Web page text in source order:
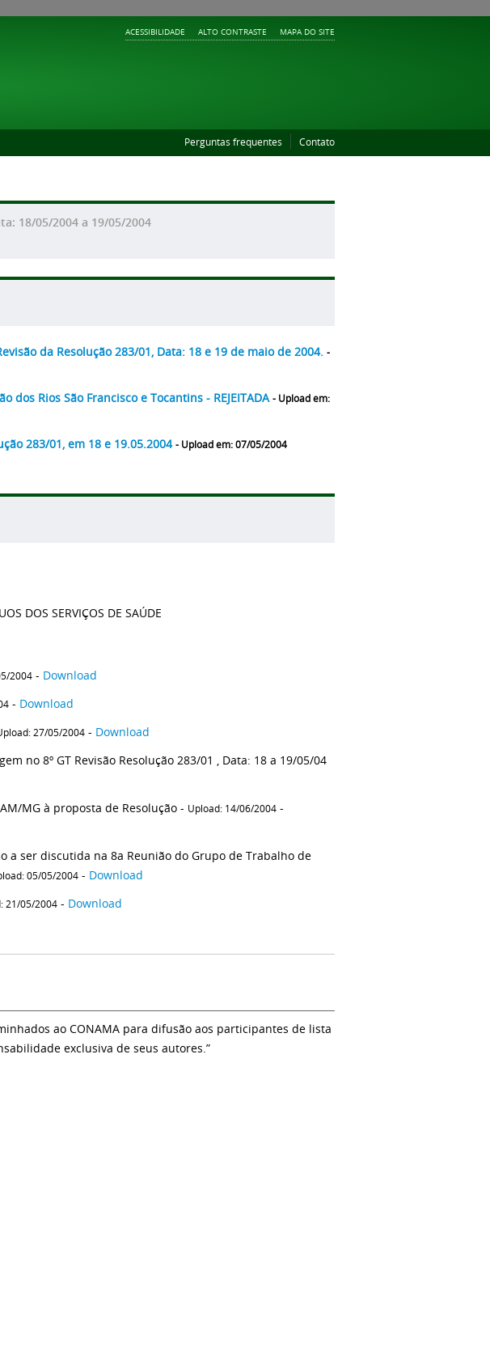
ACESSIBILIDADE ALTO CONTRASTE MAPA DO SITE
Perguntas frequentes Contato
18/05/2004 a 19/05/2004
da Resolução 283/01, Data: 18 e 19 de maio de 2004. -
Rios São Francisco e Tocantins - REJEITADA - Upload em:
283/01, em 18 e 19.05.2004 - Upload em: 07/05/2004
DOS SERVIÇOS DE SAÚDE
2004 - Download
- Download
27/05/2004 - Download
no 8º GT Revisão Resolução 283/01 , Data: 18 a 19/05/04
MG à proposta de Resolução - Upload: 14/06/2004 -
a ser discutida na 8a Reunião do Grupo de Trabalho de
05/05/2004 - Download
21/05/2004 - Download
ao CONAMA para difusão aos participantes de lista
exclusiva de seus autores.”